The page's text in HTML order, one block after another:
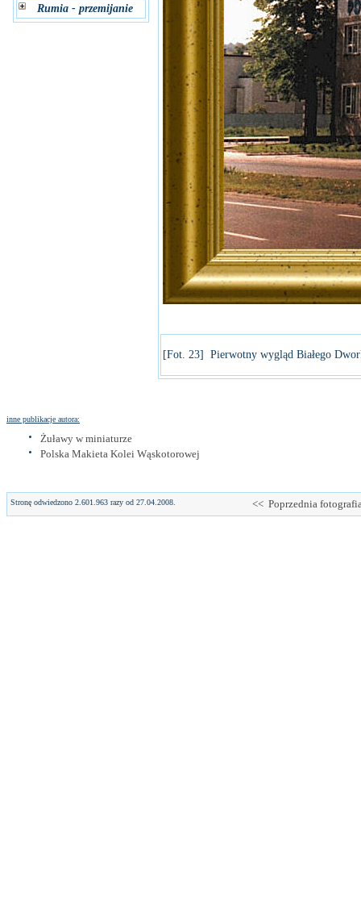
Rumia - przemijanie
[Fot. 23] Pierwotny wygląd Białego
inne publikacje autora:
Żuławy w miniaturze
Polska Makieta Kolei Wąskotorowej
Stronę odwiedzono 2.601.963 razy od 27.04.2008. << Poprzednia